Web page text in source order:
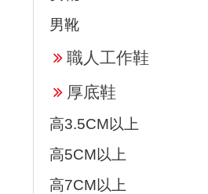
男靴
職人工作鞋
厚底鞋
高3.5CM以上
高5CM以上
高7CM以上